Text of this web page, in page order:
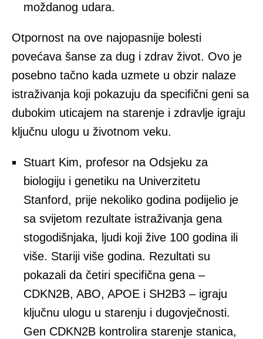
moždanog udara.
Otpornost na ove najopasnije bolesti
povećava šanse za dug i zdrav život. Ovo je
posebno tačno kada uzmete u obzir nalaze
istraživanja koji pokazuju da specifični geni sa
dubokim uticajem na starenje i zdravlje igraju
ključnu ulogu u životnom veku.
Stuart Kim, profesor na Odsjeku za
biologiju i genetiku na Univerzitetu
Stanford, prije nekoliko godina podijelio je
sa svijetom rezultate istraživanja gena
stogodišnjaka, ljudi koji žive 100 godina ili
više. Stariji više godina. Rezultati su
pokazali da četiri specifična gena –
CDKN2B, ABO, APOE i SH2B3 – igraju
ključnu ulogu u starenju i dugovječnosti.
Gen CDKN2B kontrolira starenje stanica,